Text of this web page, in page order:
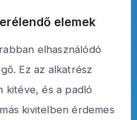
elemek
elhasználódó
Ez az alkatrész
kitéve, és a padló
kivitelben érdemes